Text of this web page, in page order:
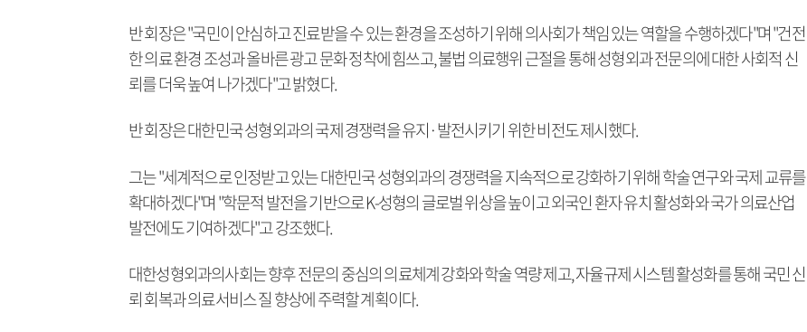
반 회장은 "국민이 안심하고 진료받을 수 있는 환경을 조성하기 위해 의사회가 책임 있는 역할을 수행하겠다"며 "건전
한 의료 환경 조성과 올바른 광고 문화 정착에 힘쓰고, 불법 의료행위 근절을 통해 성형외과 전문의에 대한 사회적 신
뢰를 더욱 높여 나가겠다"고 밝혔다.
반 회장은 대한민국 성형외과의 국제 경쟁력을 유지·발전시키기 위한 비전도 제시했다.
그는 "세계적으로 인정받고 있는 대한민국 성형외과의 경쟁력을 지속적으로 강화하기 위해 학술 연구와 국제 교류를
확대하겠다"며 "학문적 발전을 기반으로 K-성형의 글로벌 위상을 높이고 외국인 환자 유치 활성화와 국가 의료산업
발전에도 기여하겠다"고 강조했다.
대한성형외과의사회는 향후 전문의 중심의 의료체계 강화와 학술 역량 제고, 자율규제 시스템 활성화를 통해 국민 신
뢰 회복과 의료서비스 질 향상에 주력할 계획이다.